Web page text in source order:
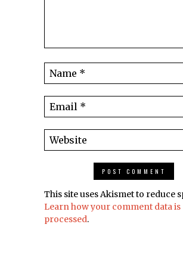
This site uses Akismet to reduce
Learn how your comment data is
processed.